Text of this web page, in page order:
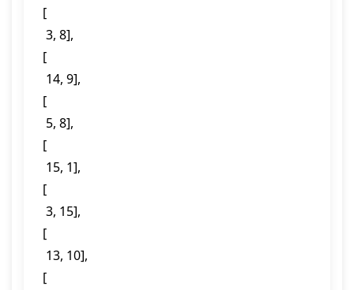
[
  3, 8],
[
  14, 9],
[
  5, 8],
[
  15, 1],
[
  3, 15],
[
  13, 10],
[